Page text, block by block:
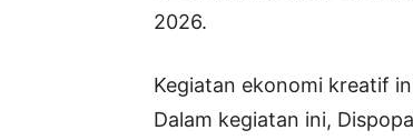
2026.
Kegiatan ekonomi kreatif
Dalam kegiatan ini,